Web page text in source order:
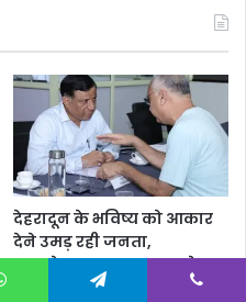
देहरादून के भविष्य को आकार
देने उमड़ रही जनता,
महायोजना-2041 पर दूसरे
चरण की सुनवाई में बढ़ी